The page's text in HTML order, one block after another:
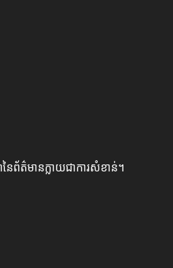
ព័ត៌មានក្លាយជាការសំខាន់។